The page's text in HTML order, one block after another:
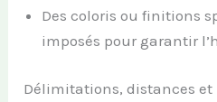
Des coloris ou finitions
imposés pour garantir
Délimitations, distances